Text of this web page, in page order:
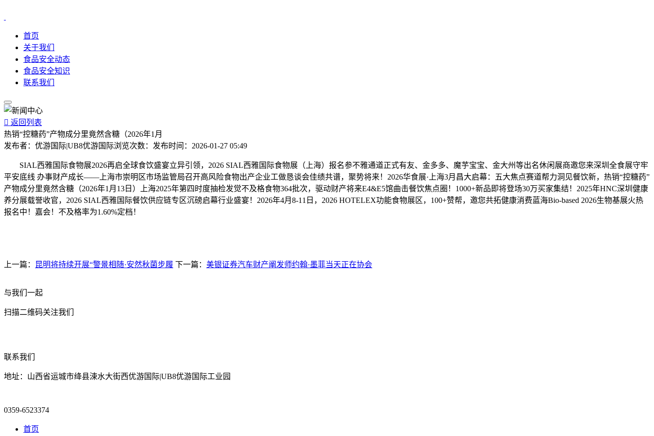
首页
关于我们
食品安全动态
食品安全知识
联系我们
 返回列表
热销“控糖药”产物成分里竟然含糖（2026年1月
发布者： 优游国际|UB8优游国际浏览次数： 发布时间： 2026-01-27 05:49
SIAL西雅国际食物展2026再启全球食饮盛宴立异引领，2026 SIAL西雅国际食物展（上海）报名参不雅通道正式有友、金多多、魔芋宝宝、金大州等出名休闲展商邀您来深圳全食展守牢
平安底线 办事财产成长——上海市崇明区市场监管局召开高风险食物出产企业工做恳谈会佳绩共谱，聚势将来！2026华食展·上海3月昌大启幕：五大焦点赛道帮力洞见餐饮新，热销“控糖药”
产物成分里竟然含糖（2026年1月13日）上海2025年第四时度抽检发觉不及格食物364批次，驱动财产将来E4&E5馆曲击餐饮焦点圈！1000+新品即将登场30万买家集结！2025年HNC深圳健康
养分展载誉收官，2026 SIAL西雅国际餐饮供应链专区沉磅启幕行业盛宴！2026年4月8-11日，2026 HOTELEX功能食物展区，100+赞帮，邀您共拓健康消费蓝海Bio-based 2026生物基展火热
报名中！嘉会！不及格率为1.60%定档！
上一篇： 昆明将持续开展“警景相随·安然秋菌步履 下一篇： 美银证券汽车财产阐发师约翰·墨菲当天正在协会
与我们一起
扫描二维码关注我们
联系我们
地址：山西省运城市绛县涑水大街西优游国际|UB8优游国际工业园
0359-6523374
首页